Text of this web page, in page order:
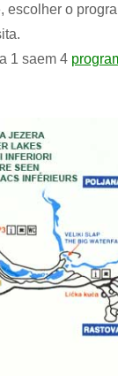
escolher o
1 saem 4